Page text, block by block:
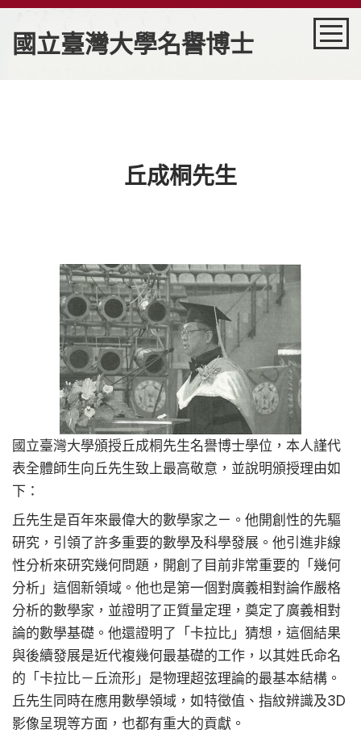
國立臺灣大學名譽博士
丘成桐先生
國立臺灣大學頒授丘成桐先生名譽博士學位，本人謹代
表全體師生向丘先生致上最高敬意，並說明頒授理由如
下：
丘先生是百年來最偉大的數學家之ㄧ。他開創性的先驅
研究，引領了許多重要的數學及科學發展。他引進非線
性分析來研究幾何問題，開創了目前非常重要的「幾何
分析」這個新領域。他也是第一個對廣義相對論作嚴格
分析的數學家，並證明了正質量定理，奠定了廣義相對
論的數學基礎。他還證明了「卡拉比」猜想，這個結果
與後續發展是近代複幾何最基礎的工作，以其姓氏命名
的「卡拉比－丘流形」是物理超弦理論的最基本結構。
丘先生同時在應用數學領域，如特徵值、指紋辨識及3D
影像呈現等方面，也都有重大的貢獻。